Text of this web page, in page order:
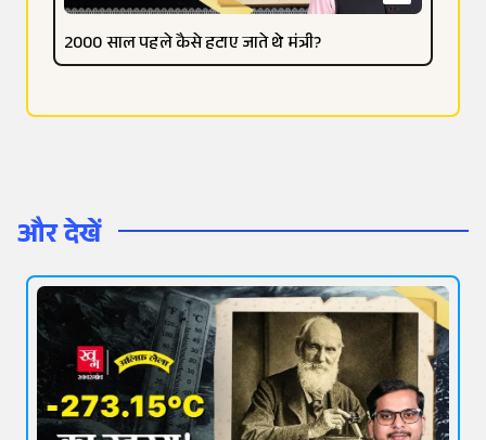
2000 साल पहले कैसे हटाए जाते थे मंत्री?
और देखें